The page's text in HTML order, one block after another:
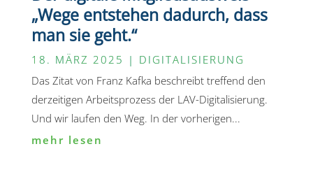
„Wege entstehen dadurch, dass
man sie geht.“
18. MÄRZ 2025 | DIGITALISIERUNG
Das Zitat von Franz Kafka beschreibt treffend den
derzeitigen Arbeitsprozess der LAV-Digitalisierung.
Und wir laufen den Weg. In der vorherigen...
mehr lesen